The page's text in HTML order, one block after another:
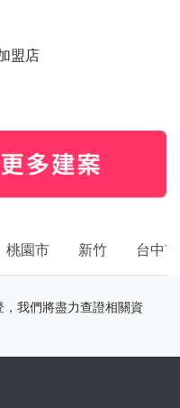
盟店
桃園市 新竹 台中市
我們將盡力查證相關資